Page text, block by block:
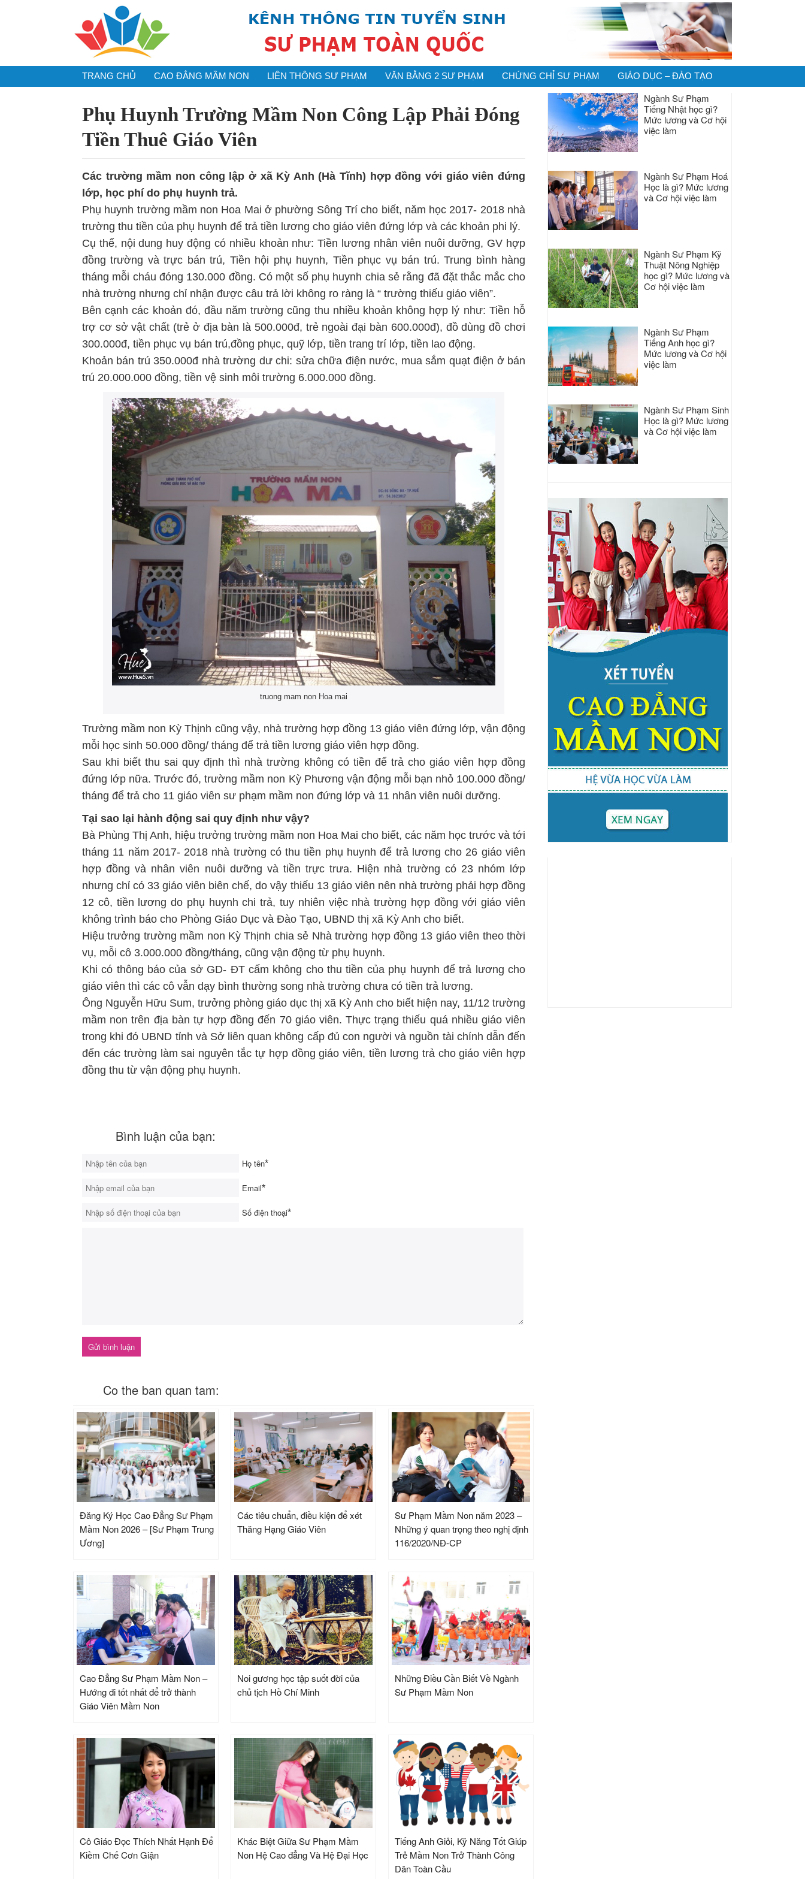
TRANG CHỦ CAO ĐẲNG MẦM NON LIÊN THÔNG SƯ PHẠM VĂN BẰNG 2 SƯ PHẠM CHỨNG CHỈ SƯ PHẠM GIÁO DỤC – ĐÀO TẠO
Phụ Huynh Trường Mầm Non Công Lập Phải Đóng
Tiền Thuê Giáo Viên
Các trường mầm non công lập ở xã Kỳ Anh (Hà Tĩnh) hợp đồng với giáo viên đứng
lớp, học phí do phụ huynh trả.
Phụ huynh trường mầm non Hoa Mai ở phường Sông Trí cho biết, năm học 2017- 2018 nhà
trường thu tiền của phụ huynh để trả tiền lương cho giáo viên đứng lớp và các khoản phi lý.
Cụ thể, nội dung huy động có nhiều khoản như: Tiền lương nhân viên nuôi dưỡng, GV hợp
đồng trường và trực bán trú, Tiền hội phụ huynh, Tiền phục vụ bán trú. Trung bình hàng
tháng mỗi cháu đóng 130.000 đồng. Có một số phụ huynh chia sẻ rằng đã đặt thắc mắc cho
nhà trường nhưng chỉ nhận được câu trả lời không ro ràng là “ trường thiếu giáo viên”.
Bên cạnh các khoản đó, đầu năm trường cũng thu nhiều khoản không hợp lý như: Tiền hỗ
trợ cơ sở vật chất (trẻ ở địa bàn là 500.000đ, trẻ ngoài đại bàn 600.000đ), đồ dùng đồ chơi
300.000đ, tiền phục vụ bán trú,đồng phục, quỹ lớp, tiền trang trí lớp, tiền lao động.
Khoản bán trú 350.000đ nhà trường dư chi: sửa chữa điện nước, mua sắm quạt điện ở bán
trú 20.000.000 đồng, tiền vệ sinh môi trường 6.000.000 đồng.
truong mam non Hoa mai
Trường mầm non Kỳ Thịnh cũng vậy, nhà trường hợp đồng 13 giáo viên đứng lớp, vận động
mỗi học sinh 50.000 đồng/ tháng để trả tiền lương giáo viên hợp đồng.
Sau khi biết thu sai quy định thì nhà trường không có tiền để trả cho giáo viên hợp đồng
đứng lớp nữa. Trước đó, trường mầm non Kỳ Phương vận động mỗi bạn nhỏ 100.000 đồng/
tháng để trả cho 11 giáo viên sư phạm mầm non đứng lớp và 11 nhân viên nuôi dưỡng.
Tại sao lại hành động sai quy định như vậy?
Bà Phùng Thị Anh, hiệu trưởng trường mầm non Hoa Mai cho biết, các năm học trước và tới
tháng 11 năm 2017- 2018 nhà trường có thu tiền phụ huynh để trả lương cho 26 giáo viên
hợp đồng và nhân viên nuôi dưỡng và tiền trực trưa. Hiện nhà trường có 23 nhóm lớp
nhưng chỉ có 33 giáo viên biên chế, do vậy thiếu 13 giáo viên nên nhà trường phải hợp đồng
12 cô, tiền lương do phụ huynh chi trả, tuy nhiên việc nhà trường hợp đồng với giáo viên
không trình báo cho Phòng Giáo Dục và Đào Tạo, UBND thị xã Kỳ Anh cho biết.
Hiệu trưởng trường mầm non Kỳ Thịnh chia sẻ Nhà trường hợp đồng 13 giáo viên theo thời
vụ, mỗi cô 3.000.000 đồng/tháng, cũng vận động từ phụ huynh.
Khi có thông báo của sở GD- ĐT cấm không cho thu tiền của phụ huynh để trả lương cho
giáo viên thì các cô vẫn dạy bình thường song nhà trường chưa có tiền trả lương.
Ông Nguyễn Hữu Sum, trưởng phòng giáo dục thị xã Kỳ Anh cho biết hiện nay, 11/12 trường
mầm non trên địa bàn tự hợp đồng đến 70 giáo viên. Thực trạng thiếu quá nhiều giáo viên
trong khi đó UBND tỉnh và Sở liên quan không cấp đủ con người và nguồn tài chính dẫn đến
đến các trường làm sai nguyên tắc tự hợp đồng giáo viên, tiền lương trả cho giáo viên hợp
đồng thu từ vận động phụ huynh.
Bình luận của bạn:
Họ tên*
Email*
Số điện thoại*
Co the ban quan tam:
Đăng Ký Học Cao Đẳng Sư Phạm
Mầm Non 2026 – [Sư Phạm Trung
Ương]
Các tiêu chuẩn, điều kiện để xét
Thăng Hạng Giáo Viên
Sư Phạm Mầm Non năm 2023 –
Những ý quan trọng theo nghị định
116/2020/NĐ-CP
Cao Đẳng Sư Phạm Mầm Non –
Hướng đi tốt nhất để trở thành
Giáo Viên Mầm Non
Noi gương học tập suốt đời của
chủ tịch Hồ Chí Minh
Những Điều Cần Biết Về Ngành
Sư Phạm Mầm Non
Cô Giáo Đọc Thích Nhất Hạnh Để
Kiềm Chế Cơn Giận
Khác Biệt Giữa Sư Phạm Mầm
Non Hệ Cao đẳng Và Hệ Đại Học
Tiếng Anh Giỏi, Kỹ Năng Tốt Giúp
Trẻ Mầm Non Trở Thành Công
Dân Toàn Cầu
Ngành Sư Phạm
Tiếng Nhật học gì?
Mức lương và Cơ hội
việc làm
Ngành Sư Phạm Hoá
Học là gì? Mức lương
và Cơ hội việc làm
Ngành Sư Phạm Kỹ
Thuật Nông Nghiệp
học gì? Mức lương và
Cơ hội việc làm
Ngành Sư Phạm
Tiếng Anh học gì?
Mức lương và Cơ hội
việc làm
Ngành Sư Phạm Sinh
Học là gì? Mức lương
và Cơ hội việc làm